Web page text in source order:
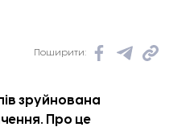
Поширити:
зруйнована
Про це